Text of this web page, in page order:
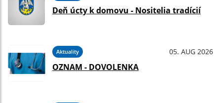
Deň úcty k domovu - Nositelia tradícií
Aktuality 05. AUG 2026
OZNAM - DOVOLENKA